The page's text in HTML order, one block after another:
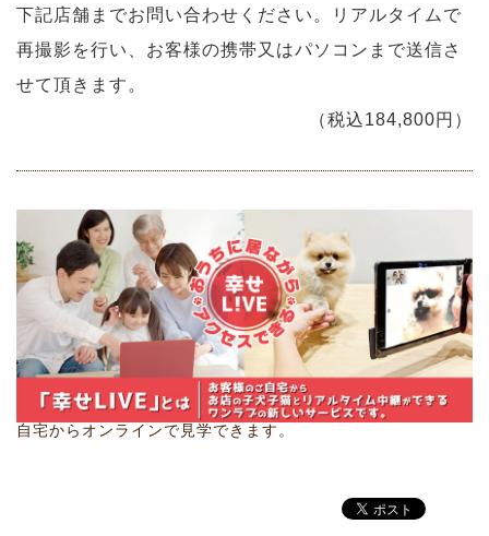
下記店舗までお問い合わせください。リアルタイムで
再撮影を行い、お客様の携帯又はパソコンまで送信さ
せて頂きます。
（税込184,800円）
自宅からオンラインで見学できます。